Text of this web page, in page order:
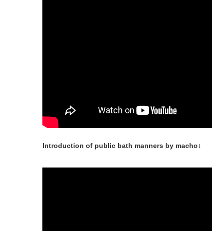
Introduction of public bath manners by macho↓